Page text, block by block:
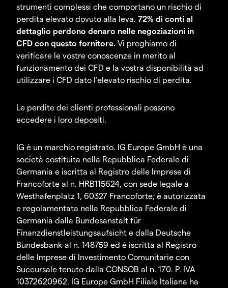
strumenti complessi che comportano un rischio di
perdita elevato dovuto alla leva. 72% di conti al
dettaglio perdono denaro nelle negoziazioni in
CFD con questo fornitore. Vi preghiamo di
verificare le vostre conoscenze in merito al
funzionamento dei CFD e la vostra disponibilità ad
utilizzare i CFD dato l’elevato rischio di perdita.
Le perdite dei clienti professionali possono
eccedere i loro depositi.
IG è un marchio registrato. IG Europe GmbH è una
società costituita nella Repubblica Federale di
Germania e iscritta al Registro delle Imprese di
Francoforte al n. HRB115624, con sede legale a
Westhafenplatz 1, 60327 Francoforte; è autorizzata
e regolamentata nella Repubblica Federale di
Germania dalla Bundesanstalt für
Finanzdienstleistungsaufsicht e dalla Deutsche
Bundesbank al n. 148759 ed è iscritta al Registro
delle Imprese di Investimento Comunitarie con
Succursale tenuto dalla CONSOB al n. 170. P. IVA
10372620962. IG Europe GmbH Filiale Italiana ha